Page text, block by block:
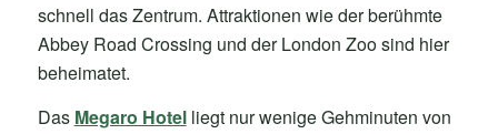
schnell das Zentrum. Attraktionen wie der berühmte
Abbey Road Crossing und der London Zoo sind hier
beheimatet.
Das Megaro Hotelliegt nur wenige Gehminuten von